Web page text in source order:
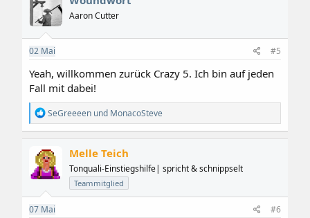
t
o
n
:
Aaron Cutter
02 Mai #5
Yeah, willkommen zurück Crazy 5. Ich bin auf jeden
Fall mit dabei!
R
e
a
t
i
o
e
n
SeGreeeen und MonacoSteve
Melle Teich
Tonquali-Einstiegshilfe| spricht & schnippselt
Teammitglied
07 Mai #6